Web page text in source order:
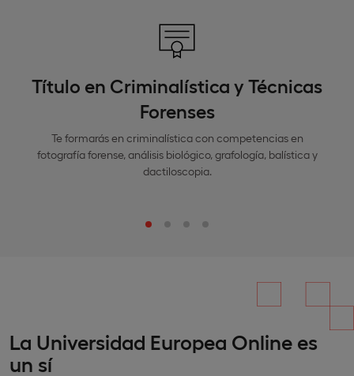
Título en Criminalística y Técnicas
Forenses
Te formarás en criminalística con competencias en
fotografía forense, análisis biológico, grafología, balística y
dactiloscopia.
La Universidad Europea Online es
un sí